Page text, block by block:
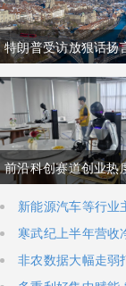
特朗普受访放狠话扬
商品抹平贸易逆差
与经贸纽带实际情况
前沿科创赛道创业热
式AI与人形机器人加
增长极
新能源汽车等行业
主体稳步扩容
寒武纪上半年营收
非农数据大幅走弱